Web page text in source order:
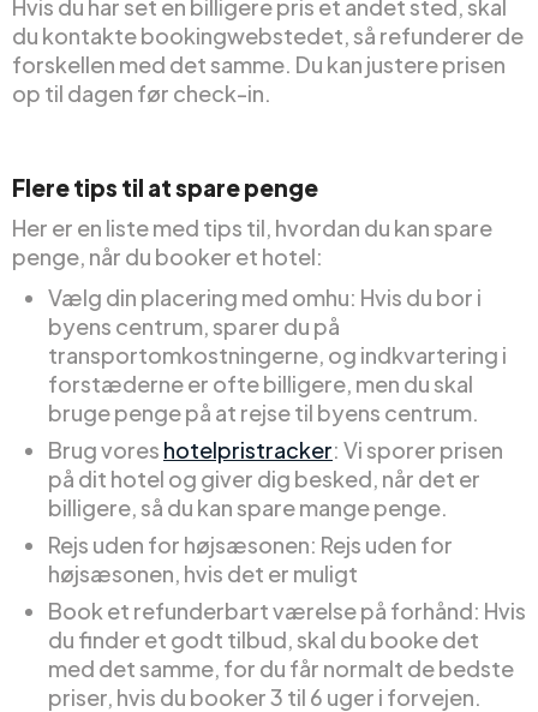
Hvis du har set en billigere pris et andet sted, skal
du kontakte bookingwebstedet, så refunderer de
forskellen med det samme. Du kan justere prisen
op til dagen før check-in.
Flere tips til at spare penge
Her er en liste med tips til, hvordan du kan spare
penge, når du booker et hotel:
Vælg din placering med omhu: Hvis du bor i
byens centrum, sparer du på
transportomkostningerne, og indkvartering i
forstæderne er ofte billigere, men du skal
bruge penge på at rejse til byens centrum.
Brug vores hotelpristracker: Vi sporer prisen
på dit hotel og giver dig besked, når det er
billigere, så du kan spare mange penge.
Rejs uden for højsæsonen: Rejs uden for
højsæsonen, hvis det er muligt
Book et refunderbart værelse på forhånd: Hvis
du finder et godt tilbud, skal du booke det
med det samme, for du får normalt de bedste
priser, hvis du booker 3 til 6 uger i forvejen.